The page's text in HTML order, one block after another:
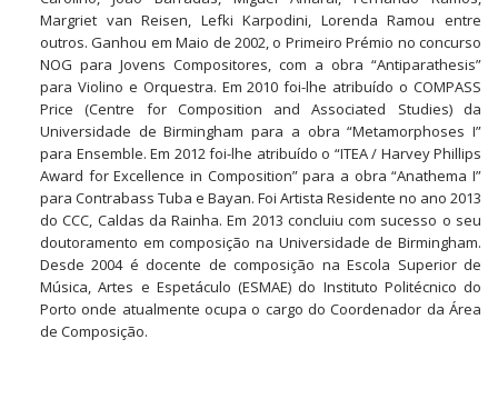
Margriet van Reisen, Lefki Karpodini, Lorenda Ramou entre
outros. Ganhou em Maio de 2002, o Primeiro Prémio no concurso
NOG para Jovens Compositores, com a obra “Antiparathesis”
para Violino e Orquestra. Em 2010 foi-lhe atribuído o COMPASS
Price (Centre for Composition and Associated Studies) da
Universidade de Birmingham para a obra “Metamorphoses I”
para Ensemble. Em 2012 foi-lhe atribuído o “ITEA / Harvey Phillips
Award for Excellence in Composition” para a obra “Anathema I”
para Contrabass Tuba e Bayan. Foi Artista Residente no ano 2013
do CCC, Caldas da Rainha. Em 2013 concluiu com sucesso o seu
doutoramento em composição na Universidade de Birmingham.
Desde 2004 é docente de composição na Escola Superior de
Música, Artes e Espetáculo (ESMAE) do Instituto Politécnico do
Porto onde atualmente ocupa o cargo do Coordenador da Área
de Composição.